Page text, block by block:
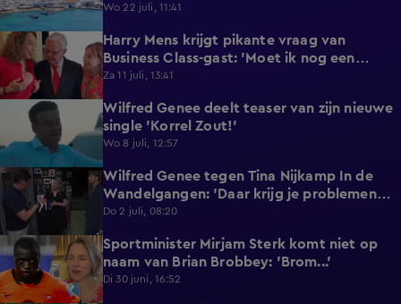
reageert met statement'
Wo 22 juli, 11:41
0:17
Harry Mens krijgt pikante vraag van
Business Class-gast: 'Moet ik nog een
knoopje losdoen?'
Za 11 juli, 13:41
0:37
Wilfred Genee deelt teaser van zijn nieuwe
single 'Korrel Zout!'
Wo 8 juli, 12:57
6:55
Wilfred Genee tegen Tina Nijkamp In de
Wandelgangen: 'Daar krijg je problemen
mee!'
Do 2 juli, 08:20
1:18
Sportminister Mirjam Sterk komt niet op
naam van Brian Brobbey: 'Brom...'
Di 30 juni, 16:52